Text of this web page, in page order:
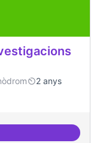
2 anys
recerca per